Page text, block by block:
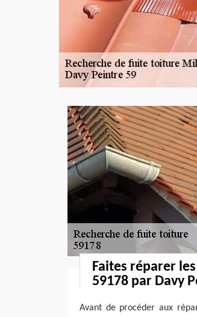
Faites réparer
59178 par Davy
Avant de procéder aux